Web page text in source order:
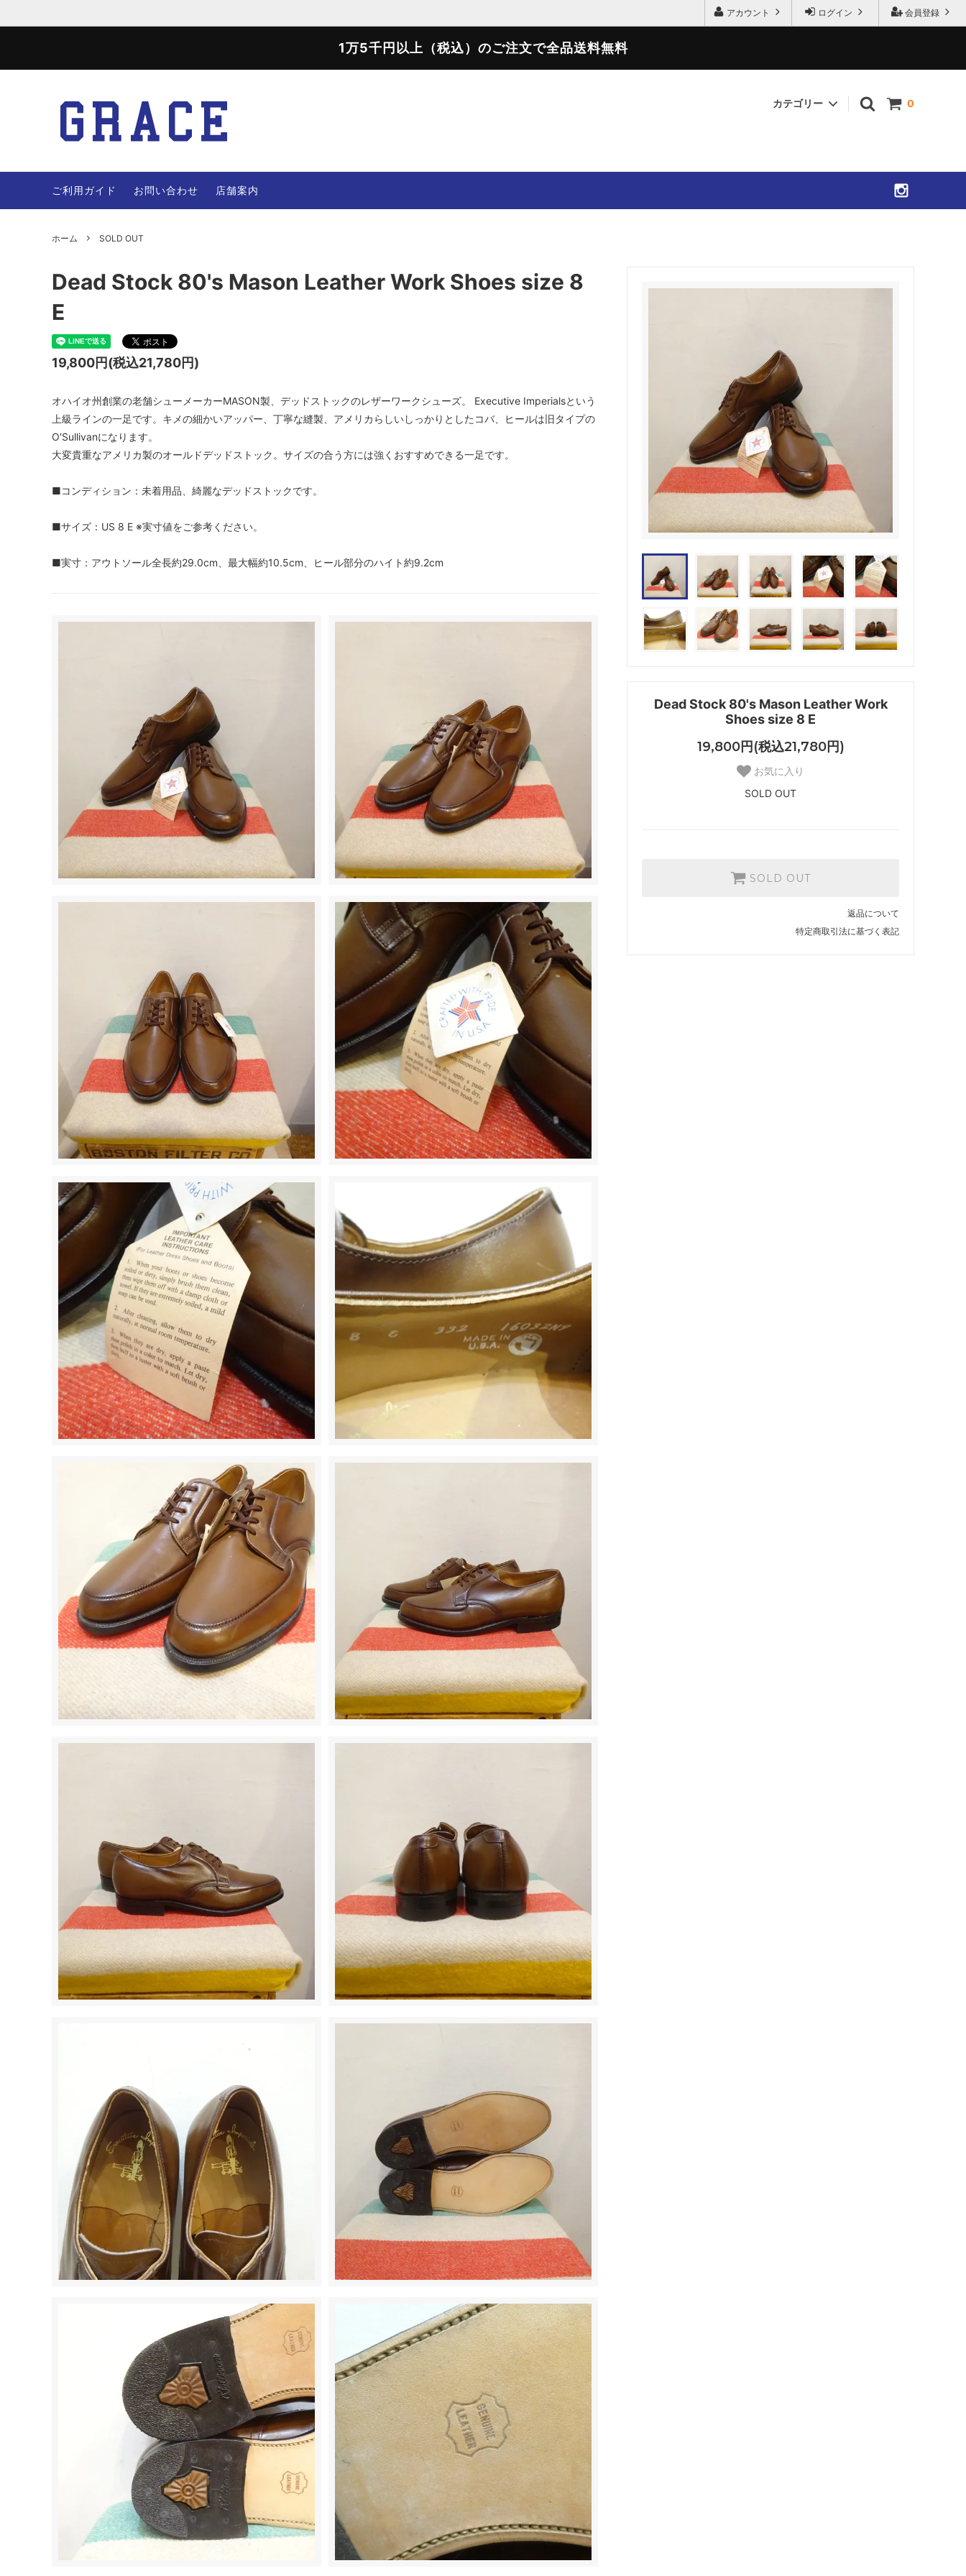
会員登録
ログイン
アカウント
1万5千円以上（税込）のご注文で全品送料無料
0
カテゴリー
OTHERS BAG SHOES SOLD OUT
ご利用ガイド お問い合わせ 店舗案内
ホーム SOLD OUT
Dead Stock 80's Mason Leather Work
Shoes size 8 E
19,800円(税込21,780円)
お気に入り
SOLD OUT
SOLD OUT
返品について
特定商取引法に基づく表記
Dead Stock 80's Mason Leather Work Shoes size 8
E
19,800円(税込21,780円)
オハイオ州創業の老舗シューメーカーMASON製、デッドストックのレザーワークシューズ。 Executive Imperialsという
上級ラインの一足です。キメの細かいアッパー、丁寧な縫製、アメリカらしいしっかりとしたコバ、ヒールは旧タイプの
O'Sullivanになります。
大変貴重なアメリカ製のオールドデッドストック。サイズの合う方には強くおすすめできる一足です。
■コンディション：未着用品、綺麗なデッドストックです。
■サイズ：US 8 E ※実寸値をご参考ください。
■実寸：アウトソール全長約29.0cm、最大幅約10.5cm、ヒール部分のハイト約9.2cm